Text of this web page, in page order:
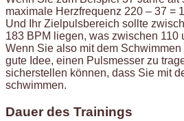
maximale Herzfrequenz 220 – 37 =
Und Ihr Zielpulsbereich sollte
183 BPM liegen, was zwischen 110
Wenn Sie also mit dem
gute Idee, einen Pulsmesser zu
sicherstellen können, dass Sie mit
schwimmen.
Dauer des Trainings